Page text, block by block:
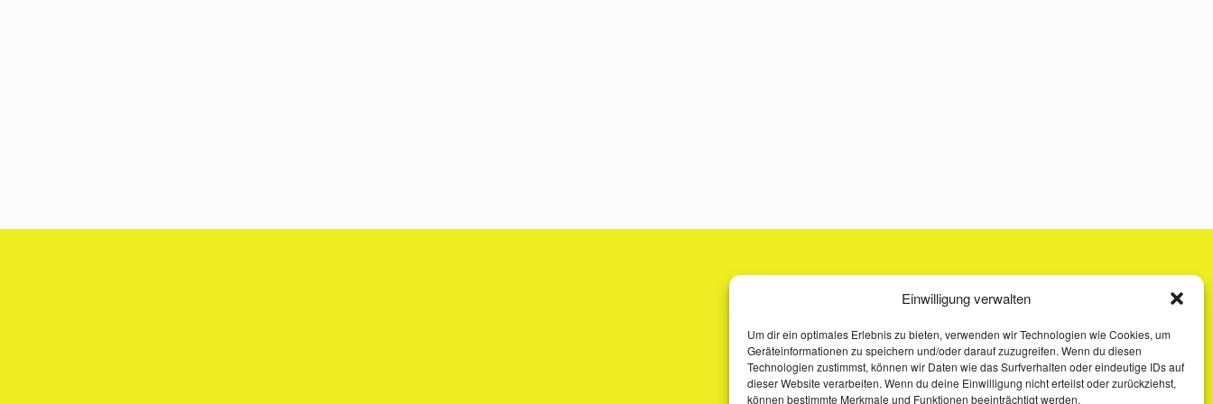
Einwilligung verwalten
Um dir ein optimales Erlebnis zu bieten, verwenden wir Technologien wie Cookies, um
Geräteinformationen zu speichern und/oder darauf zuzugreifen. Wenn du diesen
Technologien zustimmst, können wir Daten wie das Surfverhalten oder eindeutige IDs auf
dieser Website verarbeiten. Wenn du deine Einwilligung nicht erteilst oder zurückziehst,
können bestimmte Merkmale und Funktionen beeinträchtigt werden.